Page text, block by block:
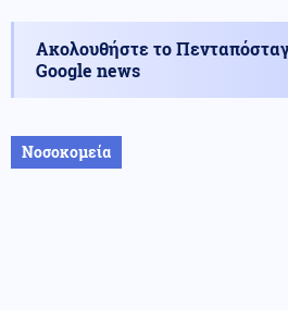
Ακολουθήστε το
Google news
Νοσοκομεία